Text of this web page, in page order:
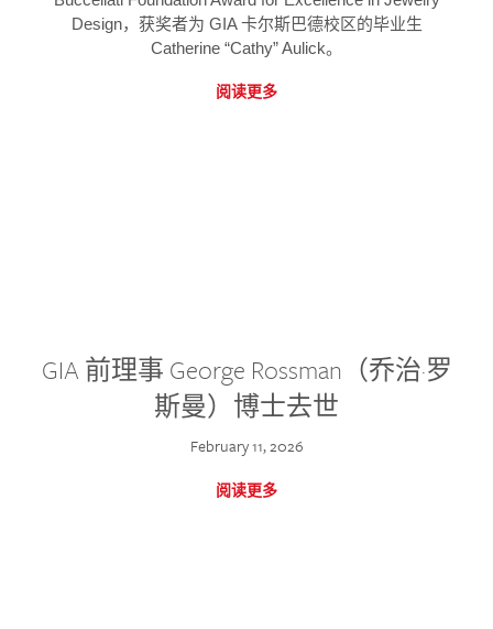
Design，获奖者为 GIA 卡尔斯巴德校区的毕业生
Catherine “Cathy” Aulick。
阅读更多
GIA 前理事 George Rossman（乔治·罗
斯曼）博士去世
February 11, 2026
阅读更多